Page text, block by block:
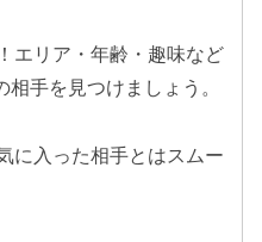
エリア・年齢・趣味など
手を見つけましょう。
に入った相手とはスムー